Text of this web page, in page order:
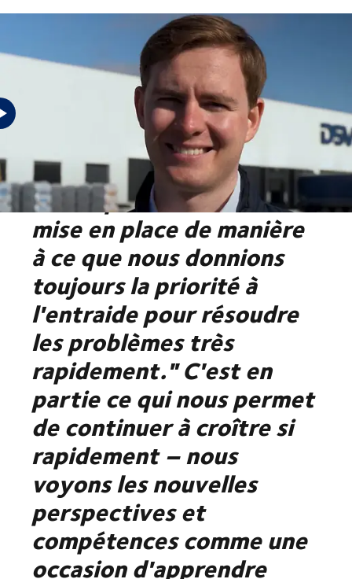
"La structure de
l'entreprise de DSV a été
mise en place de manière
à ce que nous donnions
toujours la priorité à
l'entraide pour résoudre
les problèmes très
rapidement." C'est en
partie ce qui nous permet
de continuer à croître si
rapidement – nous
voyons les nouvelles
perspectives et
compétences comme une
occasion d'apprendre